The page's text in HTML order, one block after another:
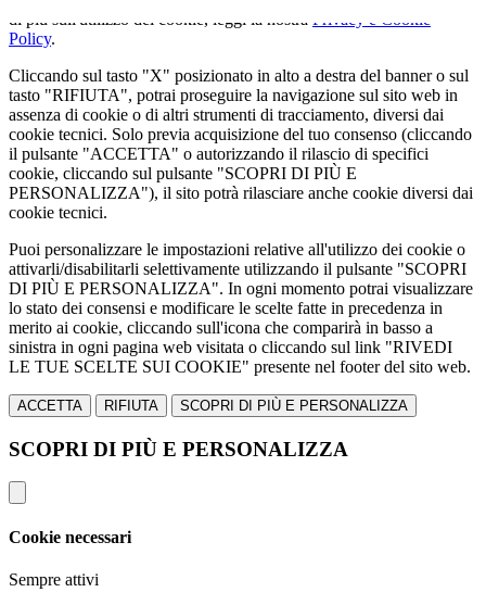
di più sull'utilizzo dei cookie, leggi la nostra Privacy e Cookie
Policy.
Cliccando sul tasto "X" posizionato in alto a destra del banner o sul
tasto "RIFIUTA", potrai proseguire la navigazione sul sito web in
assenza di cookie o di altri strumenti di tracciamento, diversi dai
cookie tecnici. Solo previa acquisizione del tuo consenso (cliccando
il pulsante "ACCETTA" o autorizzando il rilascio di specifici
cookie, cliccando sul pulsante "SCOPRI DI PIÙ E
PERSONALIZZA"), il sito potrà rilasciare anche cookie diversi dai
cookie tecnici.
Puoi personalizzare le impostazioni relative all'utilizzo dei cookie o
attivarli/disabilitarli selettivamente utilizzando il pulsante "SCOPRI
DI PIÙ E PERSONALIZZA". In ogni momento potrai visualizzare
lo stato dei consensi e modificare le scelte fatte in precedenza in
merito ai cookie, cliccando sull'icona che comparirà in basso a
sinistra in ogni pagina web visitata o cliccando sul link "RIVEDI
LE TUE SCELTE SUI COOKIE" presente nel footer del sito web.
ACCETTA RIFIUTA SCOPRI DI PIÙ E PERSONALIZZA
SCOPRI DI PIÙ E PERSONALIZZA
Cookie necessari
Sempre attivi